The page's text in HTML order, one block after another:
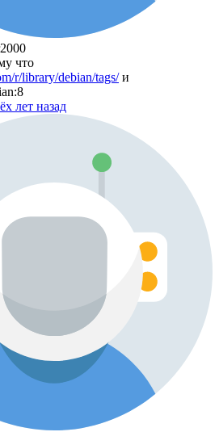
что
r/library/debian/tags/и
лет назад